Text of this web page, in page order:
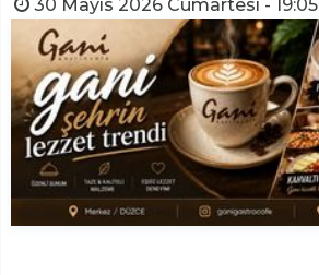
30 Mayıs 2026 Cumartesi - 19:05